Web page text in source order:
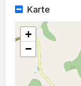
Karte
+
−